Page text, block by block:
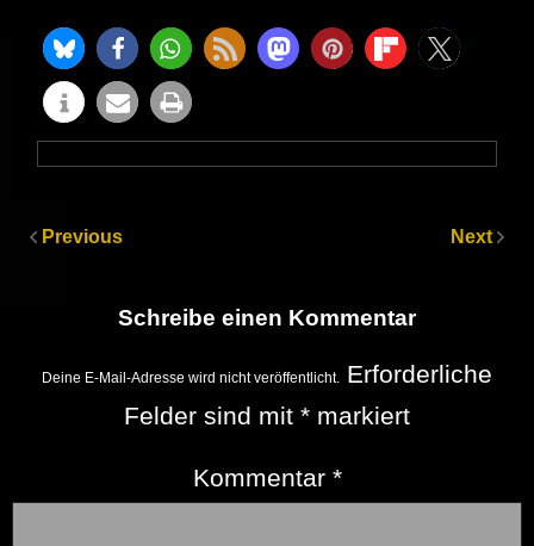
Previous Next
Schreibe einen Kommentar
Deine E-Mail-Adresse wird nicht veröffentlicht. Erforderliche
Felder sind mit * markiert
Kommentar *